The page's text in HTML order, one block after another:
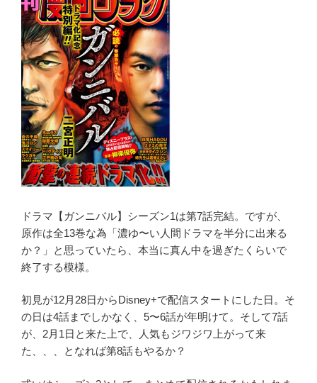
じ
解
説
第
1〜
第
7
話・
1〜
13
巻
全
保
存
版”
ドラマ【ガンニバル】シーズン1は第7話完結。ですが、
原作は全13巻な為「濃ゆ〜い人間ドラマを半分に出来る
か？」と思っていたら、本当に真ん中を過ぎたくらいで
終了する模様。
初見が12月28日からDisney+で配信スタートにした日。そ
の日は4話までしかなく、5〜6話が年明けて。そして7話
が、2月1日と来た上で、人気もジワジワ上がって来
た、、、となれば第8話もやるか？